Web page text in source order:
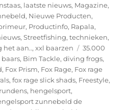
, laatste nieuws, Magazine,
, Nieuwe Producten,
, Productinfo, Rapala,
,Streetfishing,technieken,
het aan..,xxl baarzen Tags
35.000
baars, Bim Tackle,diving frogs,
, Fox Prism, Fox Rage, Fox rage
,fox rage slick shads, Freestyle,
, hengelsport,
zunnebeld de